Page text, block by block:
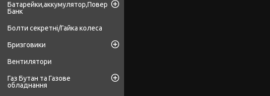
Батарейки,аккумулятор,Повер
Банк
Болти секретні/Гайка колеса
Бризговики
Вентилятори
Газ Бутан та Газове
обладнання